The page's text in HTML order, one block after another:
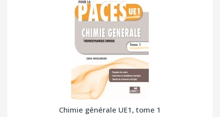
Chimie générale UE1, tome 1